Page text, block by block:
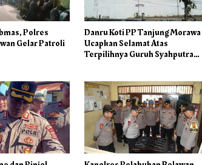
Polres
Gelar Patroli
Danru Koti PP Tanjung Morawa
Ucapkan Selamat Atas
Terpilihnya Guruh Syahputra